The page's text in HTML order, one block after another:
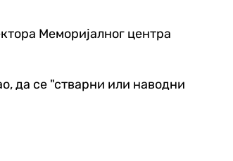
Меморијалног центра
да се "стварни или наводни